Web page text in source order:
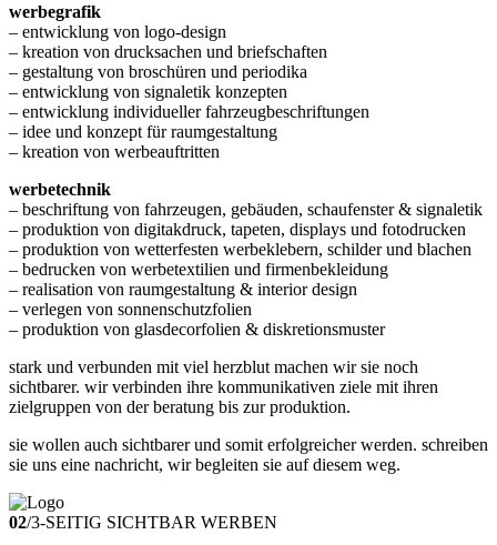
werbegrafik
– entwicklung von logo-design
– kreation von drucksachen und briefschaften
– gestaltung von broschüren und periodika
– entwicklung von signaletik konzepten
– entwicklung individueller fahrzeugbeschriftungen
– idee und konzept für raumgestaltung
– kreation von werbeauftritten
werbetechnik
– beschriftung von fahrzeugen, gebäuden, schaufenster & signaletik
– produktion von digitakdruck, tapeten, displays und fotodrucken
– produktion von wetterfesten werbeklebern, schilder und blachen
– bedrucken von werbetextilien und firmenbekleidung
– realisation von raumgestaltung & interior design
– verlegen von sonnenschutzfolien
– produktion von glasdecorfolien & diskretionsmuster
stark und verbunden mit viel herzblut machen wir sie noch
sichtbarer. wir verbinden ihre kommunikativen ziele mit ihren
zielgruppen von der beratung bis zur produktion.
sie wollen auch sichtbarer und somit erfolgreicher werden. schreiben
sie uns eine nachricht, wir begleiten sie auf diesem weg.
02/3-SEITIG SICHTBAR WERBEN